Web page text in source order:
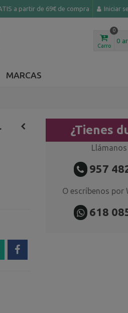
a partir de 69€ de compra Iniciar
Carro
0
0
MARCAS
¿Tienes
Llámanos
957
O escríbenos por
618